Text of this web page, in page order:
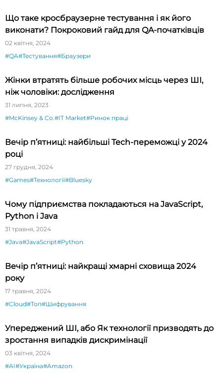
Що таке кросбраузерне тестування і як його
виконати? Покроковий гайд для QA-початківців
02 квітня, 2024
#QA#Тестування#Браузери
Жінки втратять більше робочих місць через ШІ,
ніж чоловіки: дослідження
31 липня, 2023
#McKinsey & Co.#IT Market#Ринок праці
Вечір п’ятниці: найбільші Tech-переможці у 2024
році
27 грудня, 2024
#Games#Технології#Bluesky
Чому підприємства покладаються на JavaScript,
Python і Java
31 травня, 2024
#Java#JavaScript#Python
Вечір п’ятниці: найкращі хмарні сховища 2024
року
17 травня, 2024
#Cloud#Топ#Шифрування
Упереджений ШІ, або Як технології призводять до
зростання випадків дискримінації
03 квітня, 2024
#AI#Україна#Amazon